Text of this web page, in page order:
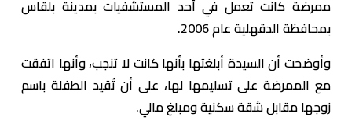
ممرضة كانت تعمل في أحد المستشفيات بمدينة بلقاس
بمحافظة الدقهلية عام 2006.
وأوضحت أن السيدة أبلغتها بأنها كانت لا تنجب، وأنها اتفقت
مع الممرضة على تسليمها لها، على أن تُقيد الطفلة باسم
زوجها مقابل شقة سكنية ومبلغ مالي.